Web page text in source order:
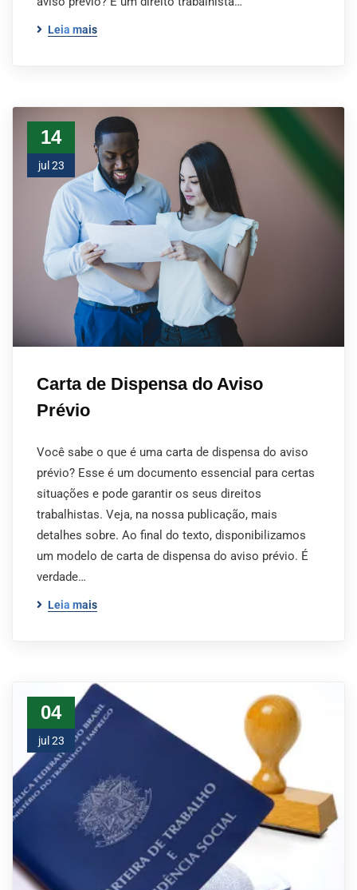
Leia mais
14
jul 23
Carta de Dispensa do Aviso
Prévio
Você sabe o que é uma carta de dispensa do aviso
prévio? Esse é um documento essencial para certas
situações e pode garantir os seus direitos
trabalhistas. Veja, na nossa publicação, mais
detalhes sobre. Ao final do texto, disponibilizamos
um modelo de carta de dispensa do aviso prévio. É
verdade…
Leia mais
04
jul 23